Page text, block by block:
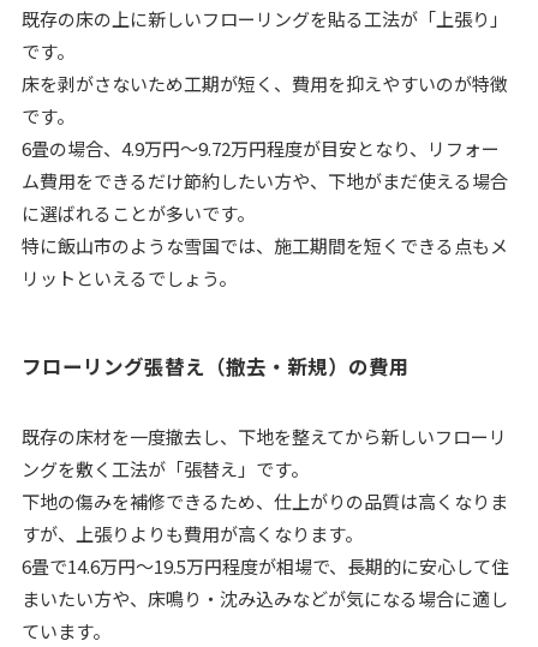
既存の床の上に新しいフローリングを貼る工法が「上張り」
です。
床を剥がさないため工期が短く、費用を抑えやすいのが特徴
です。
6畳の場合、4.9万円～9.72万円程度が目安となり、リフォー
ム費用をできるだけ節約したい方や、下地がまだ使える場合
に選ばれることが多いです。
特に飯山市のような雪国では、施工期間を短くできる点もメ
リットといえるでしょう。
フローリング張替え（撤去・新規）の費用
既存の床材を一度撤去し、下地を整えてから新しいフローリ
ングを敷く工法が「張替え」です。
下地の傷みを補修できるため、仕上がりの品質は高くなりま
すが、上張りよりも費用が高くなります。
6畳で14.6万円～19.5万円程度が相場で、長期的に安心して住
まいたい方や、床鳴り・沈み込みなどが気になる場合に適し
ています。